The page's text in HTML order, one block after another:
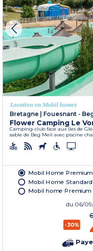
Location en Mobil homes
Bretagne | Fouesnant -
Flower Camping Le
Camping-club face aux îles de
sable de Beg Meil avec piscine
Mobil Home
Mobil Home
Mobil home Premium
du 06/
-30%